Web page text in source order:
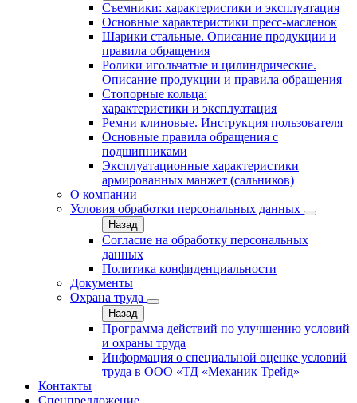
Съемники: характеристики и эксплуатация
Основные характеристики пресс‑масленок
Шарики стальные. Описание продукции и
правила обращения
Ролики игольчатые и цилиндрические.
Описание продукции и правила обращения
Стопорные кольца:
характеристики и эксплуатация
Ремни клиновые. Инструкция пользователя
Основные правила обращения с
подшипниками
Эксплуатационные характеристики
армированных манжет (сальников)
О компании
Условия обработки персональных данных
Назад
Согласие на обработку персональных
данных
Политика конфиденциальности
Документы
Охрана труда
Назад
Программа действий по улучшению условий
и охраны труда
Информация о специальной оценке условий
труда в ООО «ТД «Механик Трейд»
Контакты